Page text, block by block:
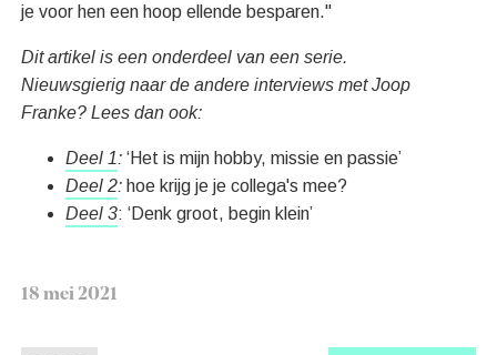
je voor hen een hoop ellende besparen."
Dit artikel is een onderdeel van een serie.
Nieuwsgierig naar de andere interviews met Joop
Franke? Lees dan ook:
Deel 1 :‘Het is mijn hobby, missie en passie’
Deel 2: hoe krijg je je collega's mee?
Deel 3: ‘Denk groot, begin klein’
18 mei 2021